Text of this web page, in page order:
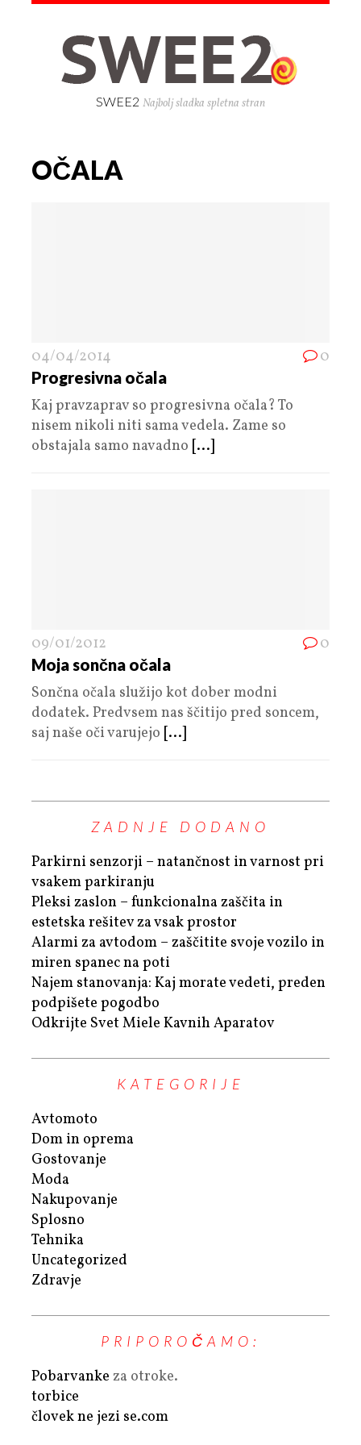
SWEE2 Najbolj sladka spletna stran
OČALA
04/04/2014 0
Progresivna očala
Kaj pravzaprav so progresivna očala? To
nisem nikoli niti sama vedela. Zame so
obstajala samo navadno [...]
09/01/2012 0
Moja sončna očala
Sončna očala služijo kot dober modni
dodatek. Predvsem nas ščitijo pred soncem,
saj naše oči varujejo [...]
ZADNJE DODANO
Parkirni senzorji – natančnost in varnost pri
vsakem parkiranju
Pleksi zaslon – funkcionalna zaščita in
estetska rešitev za vsak prostor
Alarmi za avtodom – zaščitite svoje vozilo in
miren spanec na poti
Najem stanovanja: Kaj morate vedeti, preden
podpišete pogodbo
Odkrijte Svet Miele Kavnih Aparatov
KATEGORIJE
Avtomoto
Dom in oprema
Gostovanje
Moda
Nakupovanje
Splosno
Tehnika
Uncategorized
Zdravje
PRIPOROČAMO:
Pobarvanke za otroke.
torbice
človek ne jezi se.com